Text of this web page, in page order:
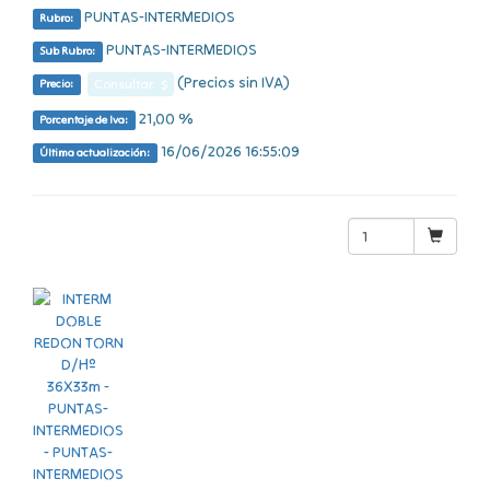
Rubro: PUNTAS-INTERMEDIOS
Sub Rubro: PUNTAS-INTERMEDIOS
Precio: Consultar $ (Precios sin IVA)
Porcentaje de Iva: 21,00 %
Última actualización: 16/06/2026 16:55:09